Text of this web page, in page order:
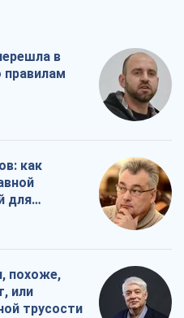
в
как
для
похоже,
или
трусости